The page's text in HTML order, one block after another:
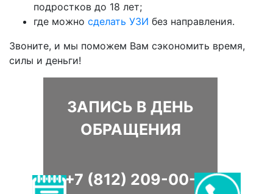
подростков до 18 лет;
где можно сделать УЗИ без направления.
Звоните, и мы поможем Вам сэкономить время,
силы и деньги!
ЗАПИСЬ В ДЕНЬ
ОБРАЩЕНИЯ
+7 (812) 209-00-